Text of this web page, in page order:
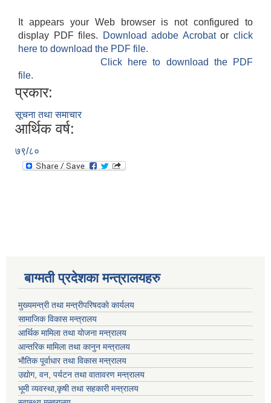
It appears your Web browser is not configured to
display PDF files.
Download adobe Acrobatorclick
here to download the PDF file.
Click here to download the PDF
file.
प्रकार:
सूचना तथा समाचार
आर्थिक वर्ष:
७९/८०
बाग्मती प्रदेशका मन्त्रालयहरु
मुख्यमन्त्री तथा मन्त्रीपरिषदकाे कार्यलय
सामाजिक विकास मन्त्रालय
आर्थिक मामिला तथा याेजना मन्त्रालय
आन्तरिक मामिला तथा कानुन मन्त्रालय
भाैतिक पूर्वाधार तथा विकास मन्त्रालय
उद्याेग, वन, पर्यटन तथा वातावरण मन्त्रालय
भूमी व्यवस्था,कृषी तथा सहकारी मन्त्रालय